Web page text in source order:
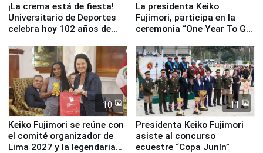
¡La crema está de fiesta!
Universitario de Deportes
celebra hoy 102 años de
La presidenta Keiko
Fujimori, participa en la
ceremonia “One Year To Go
10
Keiko Fujimori se reúne con
el comité organizador de
Lima 2027 y la legendaria
11
Presidenta Keiko Fujimori
asiste al concurso
ecuestre “Copa Junín”